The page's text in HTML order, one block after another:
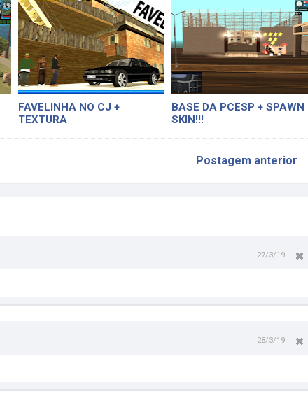
FAVELINHA NO CJ +
TEXTURA
BASE DA PCESP + SPAWN
SKIN!!!
Postagem anterior
27/3/19
28/3/19